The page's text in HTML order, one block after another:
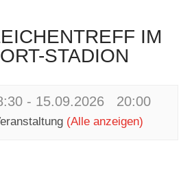
IM
STADION
- 15.09.2026 20:00
(Alle anzeigen)